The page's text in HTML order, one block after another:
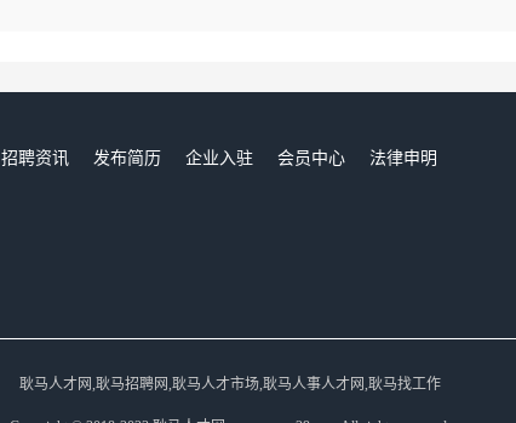
招聘资讯 发布简历 企业入驻 会员中心
法律申明
耿马人才网,耿马招聘网,耿马人才市场,耿马人事人才网,耿马找工作